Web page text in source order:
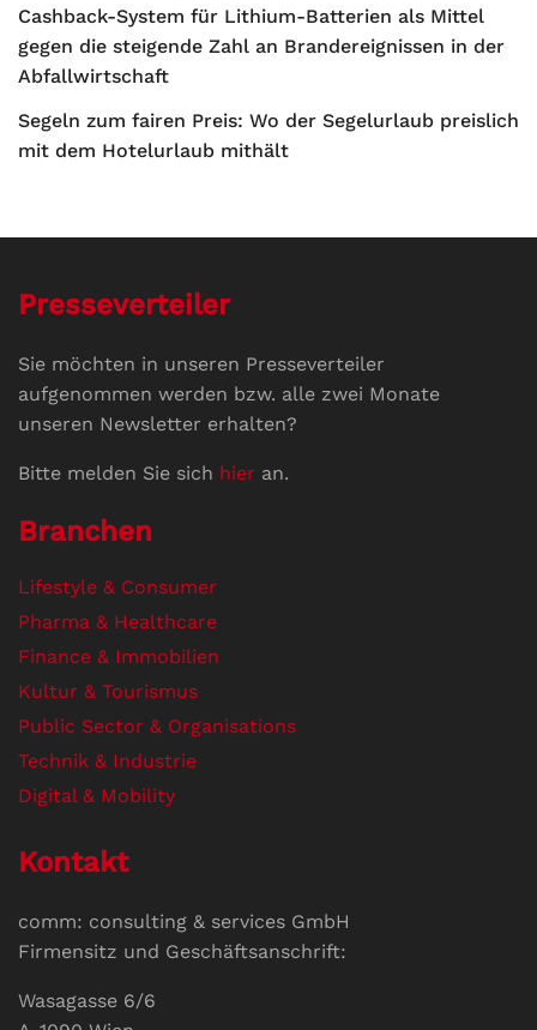
Cashback-System für Lithium-Batterien als Mittel
gegen die steigende Zahl an Brandereignissen in der
Abfallwirtschaft
Segeln zum fairen Preis: Wo der Segelurlaub preislich
mit dem Hotelurlaub mithält
Presseverteiler
Sie möchten in unseren Presseverteiler
aufgenommen werden bzw. alle zwei Monate
unseren Newsletter erhalten?
Bitte melden Sie sich hier an.
Branchen
Lifestyle & Consumer
Pharma & Healthcare
Finance & Immobilien
Kultur & Tourismus
Public Sector & Organisations
Technik & Industrie
Digital & Mobility
Kontakt
comm: consulting & services GmbH
Firmensitz und Geschäftsanschrift:
Wasagasse 6/6